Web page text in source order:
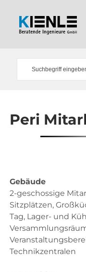
Peri
Gebäude
2-geschossige
Sitzplätzen,
Tag, Lager- und
Technikzentralen